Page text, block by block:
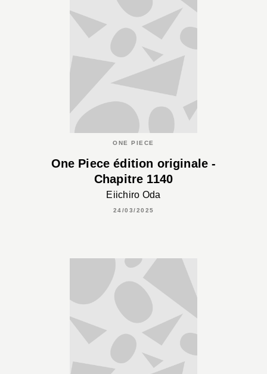
ONE PIECE
One Piece édition originale -
Chapitre 1140
Eiichiro Oda
24/03/2025